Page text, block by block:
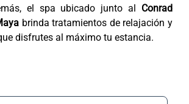
el spa ubicado junto al Conrad
brinda tratamientos de relajación y
disfrutes al máximo tu estancia.